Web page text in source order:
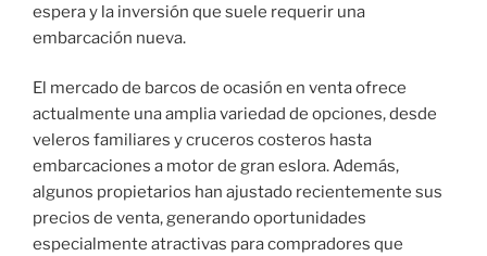
espera y la inversión que suele requerir una
embarcación nueva.
El mercado de barcos de ocasión en venta ofrece
actualmente una amplia variedad de opciones, desde
veleros familiares y cruceros costeros hasta
embarcaciones a motor de gran eslora. Además,
algunos propietarios han ajustado recientemente sus
precios de venta, generando oportunidades
especialmente atractivas para compradores que